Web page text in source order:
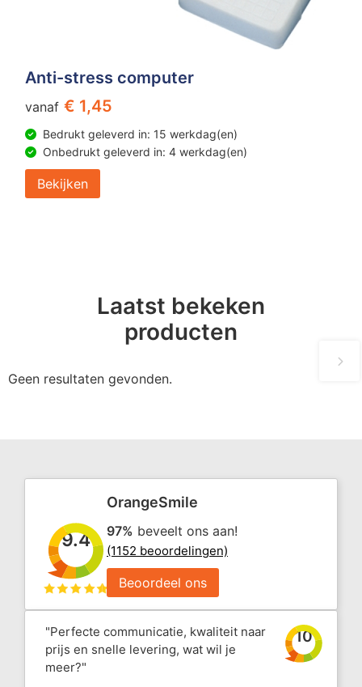
Anti-stress computer
vanaf € 1,45
Bedrukt geleverd in: 15 werkdag(en)
Onbedrukt geleverd in: 4 werkdag(en)
Bekijken
Laatst bekeken
producten
Geen resultaten gevonden.
9.4
OrangeSmile
97% beveelt ons aan!
(1152 beoordelingen)
Beoordeel ons
"Perfecte communicatie, kwaliteit naar
prijs en snelle levering, wat wil je
meer?"
10